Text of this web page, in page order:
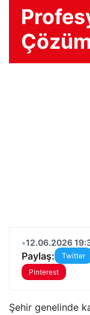
•12.06.2026
Paylaş: Twitter
Pinterest
Şehir genelinde